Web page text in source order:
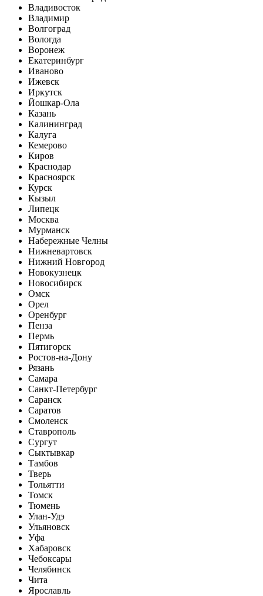
Владивосток
Владимир
Волгоград
Вологда
Воронеж
Екатеринбург
Иваново
Ижевск
Иркутск
Йошкар-Ола
Казань
Калининград
Калуга
Кемерово
Киров
Краснодар
Красноярск
Курск
Кызыл
Липецк
Москва
Мурманск
Набережные Челны
Нижневартовск
Нижний Новгород
Новокузнецк
Новосибирск
Омск
Орел
Оренбург
Пенза
Пермь
Пятигорск
Ростов-на-Дону
Рязань
Самара
Санкт-Петербург
Саранск
Саратов
Смоленск
Ставрополь
Сургут
Сыктывкар
Тамбов
Тверь
Тольятти
Томск
Тюмень
Улан-Удэ
Ульяновск
Уфа
Хабаровск
Чебоксары
Челябинск
Чита
Ярославль